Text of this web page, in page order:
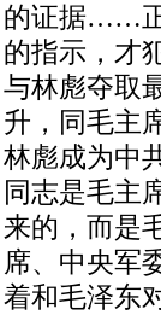
的证据……正
的指示，才
与林彪夺取
升，同毛主
林彪成为中
同志是毛主
来的，而是
席、中央军
着和毛泽东